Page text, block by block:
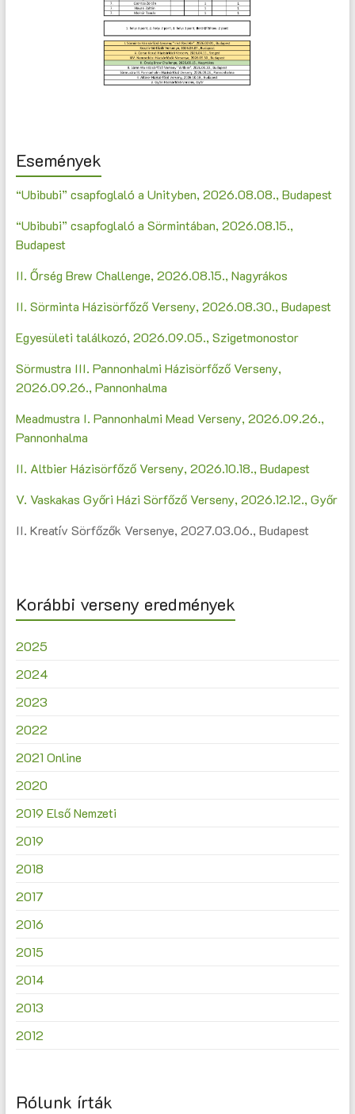
Események
“Ubibubi” csapfoglaló a Unityben, 2026.08.08., Budapest
“Ubibubi” csapfoglaló a Sörmintában, 2026.08.15.,
Budapest
II. Őrség Brew Challenge, 2026.08.15., Nagyrákos
II. Sörminta Házisörfőző Verseny, 2026.08.30., Budapest
Egyesületi találkozó, 2026.09.05., Szigetmonostor
Sörmustra III. Pannonhalmi Házisörfőző Verseny,
2026.09.26., Pannonhalma
Meadmustra I. Pannonhalmi Mead Verseny, 2026.09.26.,
Pannonhalma
II. Altbier Házisörfőző Verseny, 2026.10.18., Budapest
V. Vaskakas Győri Házi Sörfőző Verseny, 2026.12.12., Győr
II. Kreatív Sörfőzők Versenye, 2027.03.06., Budapest
Korábbi verseny eredmények
2025
2024
2023
2022
2021 Online
2020
2019 Első Nemzeti
2019
2018
2017
2016
2015
2014
2013
2012
Rólunk írták